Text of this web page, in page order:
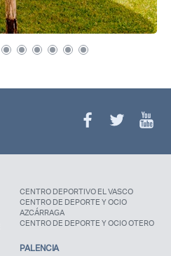
CENTRO DEPORTIVO EL VASCO
CENTRO DE DEPORTE Y OCIO
AZCÁRRAGA
CENTRO DE DEPORTE Y OCIO OTERO
PALENCIA